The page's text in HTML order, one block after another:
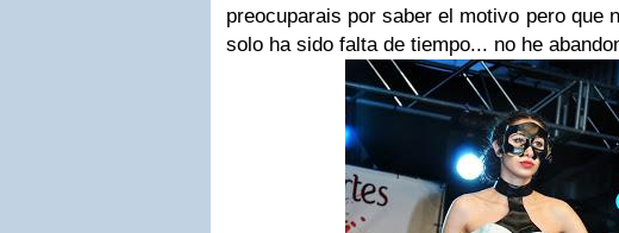
preocuparais por saber el motivo pero que
solo ha sido falta de tiempo... no he